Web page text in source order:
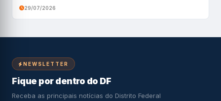
29/07/2026
NEWSLETTER
Fique por dentro do DF
Receba as principais notícias do Distrito Federal